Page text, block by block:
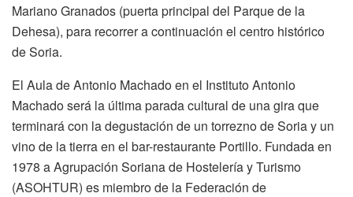
Mariano Granados (puerta principal del Parque de la
Dehesa), para recorrer a continuación el centro histórico
de Soria.
El Aula de Antonio Machado en el Instituto Antonio
Machado será la última parada cultural de una gira que
terminará con la degustación de un torrezno de Soria y un
vino de la tierra en el bar-restaurante Portillo. Fundada en
1978 a Agrupación Soriana de Hostelería y Turismo
(ASOHTUR) es miembro de la Federación de